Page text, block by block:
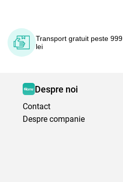
Transport gratuit peste 999
lei
Despre noi
Contact
Despre companie